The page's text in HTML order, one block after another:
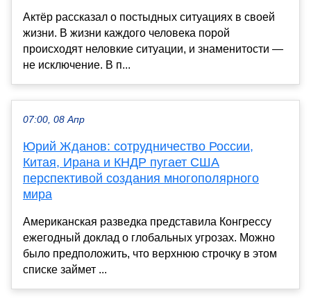
Актёр рассказал о постыдных ситуациях в своей
жизни. В жизни каждого человека порой
происходят неловкие ситуации, и знаменитости —
не исключение. В п...
07:00, 08 Апр
Юрий Жданов: сотрудничество России,
Китая, Ирана и КНДР пугает США
перспективой создания многополярного
мира
Американская разведка представила Конгрессу
ежегодный доклад о глобальных угрозах. Можно
было предположить, что верхнюю строчку в этом
списке займет ...